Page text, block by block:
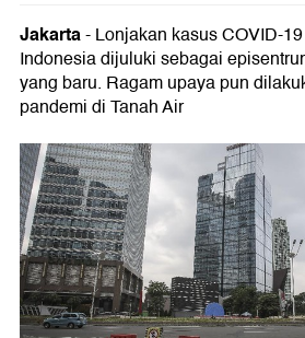
Jakarta- Lonjakan kasus COVID-
Indonesia dijuluki sebagai
yang baru. Ragam upaya pun
pandemi di Tanah Air